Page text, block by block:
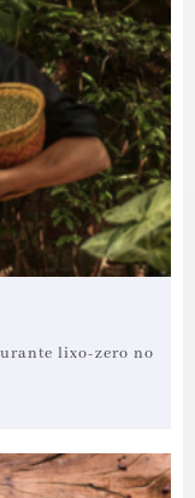
lixo-zero no